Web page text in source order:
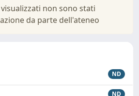
non sono stati
da parte dell'ateneo
ND
ND